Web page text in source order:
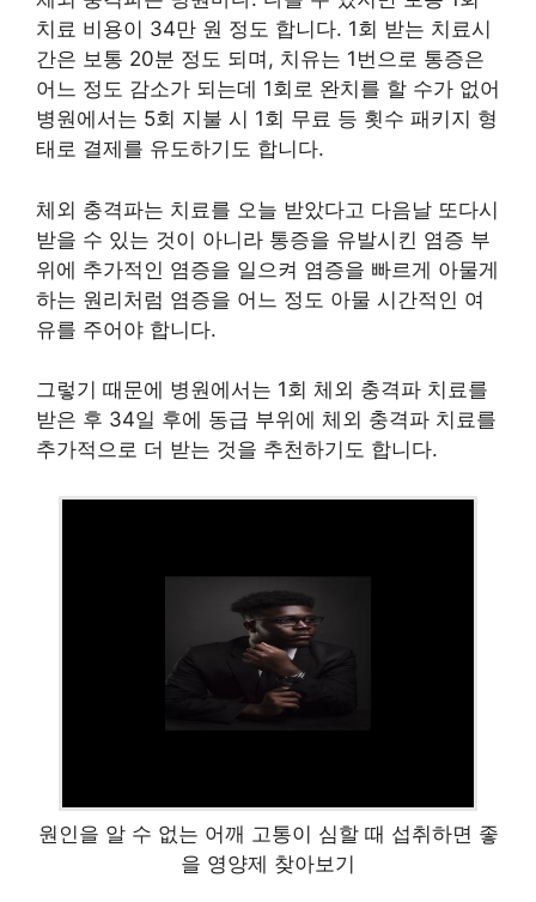
치료 비용이 34만 원 정도 합니다. 1회 받는 치료시
간은 보통 20분 정도 되며, 치유는 1번으로 통증은
어느 정도 감소가 되는데 1회로 완치를 할 수가 없어
병원에서는 5회 지불 시 1회 무료 등 횟수 패키지 형
태로 결제를 유도하기도 합니다.
체외 충격파는 치료를 오늘 받았다고 다음날 또다시
받을 수 있는 것이 아니라 통증을 유발시킨 염증 부
위에 추가적인 염증을 일으켜 염증을 빠르게 아물게
하는 원리처럼 염증을 어느 정도 아물 시간적인 여
유를 주어야 합니다.
그렇기 때문에 병원에서는 1회 체외 충격파 치료를
받은 후 34일 후에 동급 부위에 체외 충격파 치료를
추가적으로 더 받는 것을 추천하기도 합니다.
원인을 알 수 없는 어깨 고통이 심할 때 섭취하면 좋
을 영양제 찾아보기